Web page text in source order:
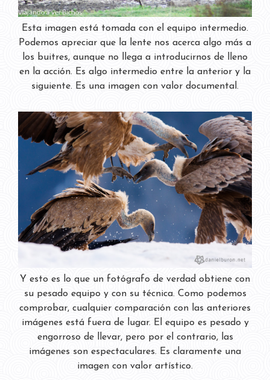
Esta imagen está tomada con el equipo intermedio.
Podemos apreciar que la lente nos acerca algo más a
los buitres, aunque no llega a introducirnos de lleno
en la acción. Es algo intermedio entre la anterior y la
siguiente. Es una imagen con valor documental.
Y esto es lo que un fotógrafo de verdad obtiene con
su pesado equipo y con su técnica. Como podemos
comprobar, cualquier comparación con las anteriores
imágenes está fuera de lugar. El equipo es pesado y
engorroso de llevar, pero por el contrario, las
imágenes son espectaculares. Es claramente una
imagen con valor artístico.